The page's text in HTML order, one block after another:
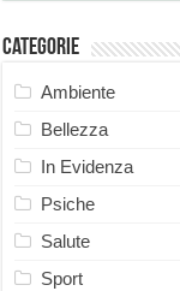
Categorie
Ambiente
Bellezza
In Evidenza
Psiche
Salute
Sport